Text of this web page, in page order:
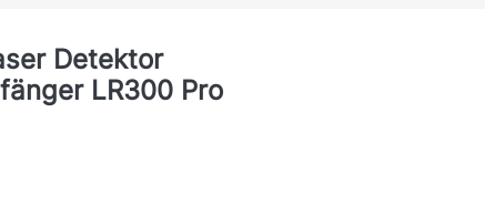
Detektor
LR300 Pro